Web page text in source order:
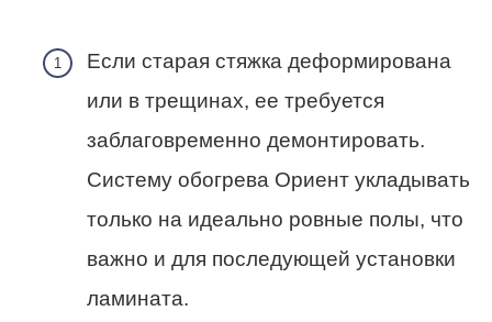
Если старая стяжка деформирована
или в трещинах, ее требуется
заблаговременно демонтировать.
Систему обогрева Ориент укладывать
только на идеально ровные полы, что
важно и для последующей установки
ламината.